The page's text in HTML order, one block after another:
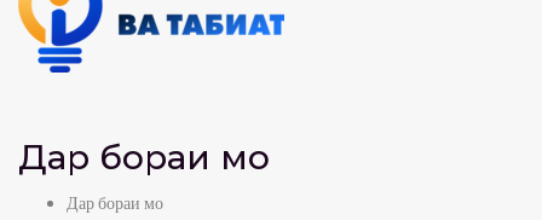
Дар бораи мо
Дар бораи мо